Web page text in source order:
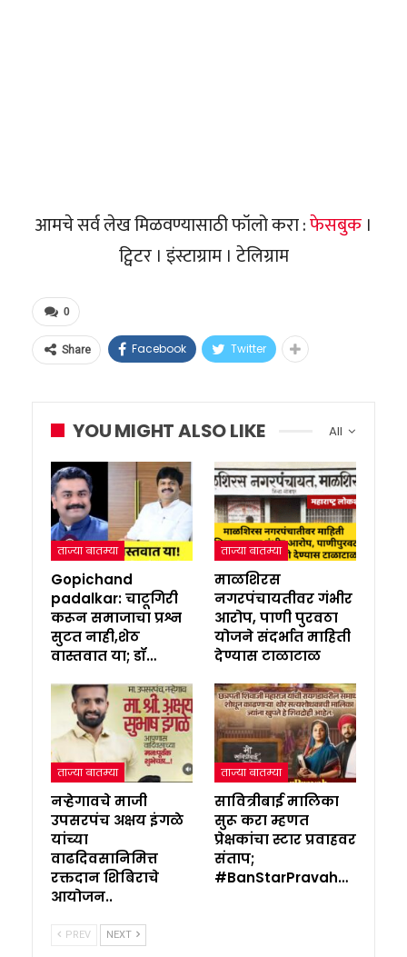
आमचे सर्व लेख मिळवण्यासाठी फॉलो करा :फेसबुक ।
ट्विटर । इंस्टाग्राम । टेलिग्राम
0
Share Facebook Twitter
All
YOU MIGHT ALSO LIKE
ताज्या बातम्या
Gopichand
padalkar: चाटूगिरी
करून समाजाचा प्रश्न
सुटत नाही,शेठ
वास्तवात या; डॉ…
ताज्या बातम्या
माळशिरस
नगरपंचायतीवर गंभीर
आरोप, पाणी पुरवठा
योजने संदर्भात माहिती
देण्यास टाळाटाळ
ताज्या बातम्या
नऱ्हेगावचे माजी
उपसरपंच अक्षय इंगळे
यांच्या
वाढदिवसानिमित्त
रक्तदान शिबिराचे
आयोजन..
ताज्या बातम्या
सावित्रीबाई मालिका
सुरू करा म्हणत
प्रेक्षकांचा स्टार प्रवाहवर
संताप;
#BanStarPravah…
PREV NEXT